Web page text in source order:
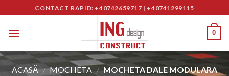
content
CONTACT RAPID: +40742659717 | +40741299115
0
ACASĂ / MOCHETA / MOCHETA DALE MODULARA